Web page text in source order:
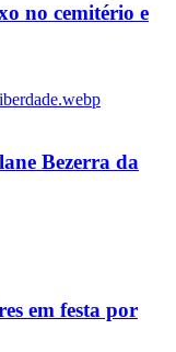
no cemitério e
Bezerra da
em festa por